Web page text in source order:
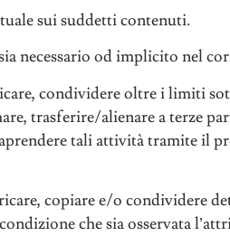
sui suddetti contenuti.
necessario od implicito nel
condividere oltre i limiti
trasferire/alienare a terze
tali attività tramite il
copiare e/o condividere
che sia osservata